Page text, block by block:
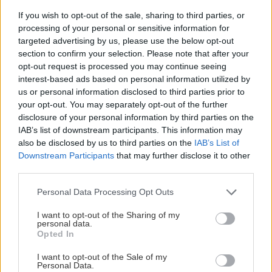
If you wish to opt-out of the sale, sharing to third parties, or
processing of your personal or sensitive information for
targeted advertising by us, please use the below opt-out
section to confirm your selection. Please note that after your
opt-out request is processed you may continue seeing
interest-based ads based on personal information utilized by
us or personal information disclosed to third parties prior to
your opt-out. You may separately opt-out of the further
disclosure of your personal information by third parties on the
IAB’s list of downstream participants. This information may
also be disclosed by us to third parties on the IAB’s List of
Downstream Participants that may further disclose it to other
Please note that this website/app uses one or more Google
not limited to your visit or usage behaviour. You may click to
grant or deny consent to Google and its third-party tags to
use your data for below specified purposes in below Google
consent section.
Personal Data Processing Opt Outs
I want to opt-out of the Sharing of my
personal data.
Opted In
I want to opt-out of the Sale of my
Personal Data.
Cena za schody so 16 stupňami je aj s prácou je
okolo 550 eur, svojpomocne okolo 300.
Zvyčajne sa používajú betóny triedy C30/37 s
oceľovou výstužou. Betón musí zrieť asi mesiac
a schody vtedy nemožno zaťažovať. Betónové
schody možno kúpiť aj ako prefabrikáty –
samostatné schodiskové ramená, priame alebo
točité a hneď po osadení ich možno využívať.
Schody v záhrade
horských oblastí, čo každý deň musia zdolávať
svahovitý terén. Niektoré záhrady sú na
svahoch so sklonom miestami až 45°. Pre
dostupnosti je potrebné terasovať pozemok a